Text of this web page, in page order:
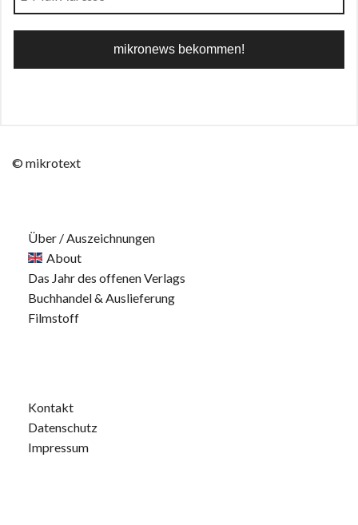
© mikrotext
Über / Auszeichnungen
About
Das Jahr des offenen Verlags
Buchhandel & Auslieferung
Filmstoff
Kontakt
Datenschutz
Impressum